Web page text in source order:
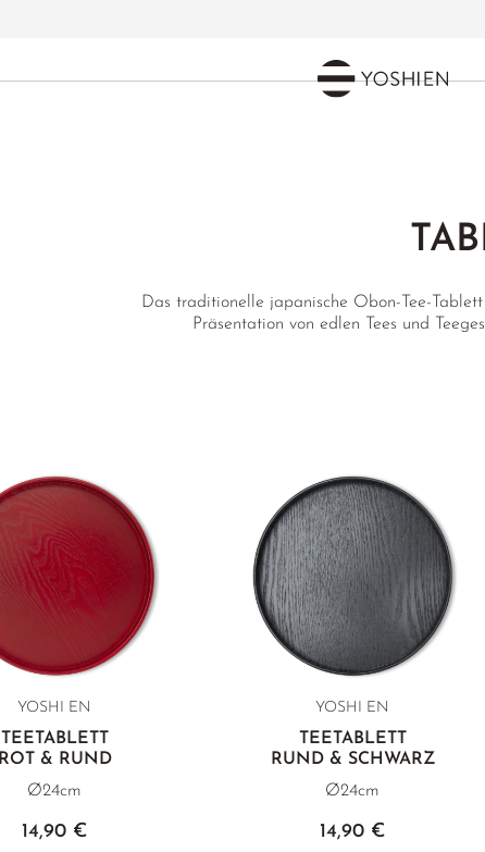
Das traditionelle japanische Obon-Tee-
Präsentation von edlen Tees und
YOSHI EN
TEETABLETT
ROT & RUND
Ø24cm
14,90 €
YOSHI EN
TEETABLETT
RUND & SCHWARZ
Ø24cm
14,90 €